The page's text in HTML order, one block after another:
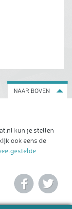
NAAR BOVEN
kun je stellen
ook eens de